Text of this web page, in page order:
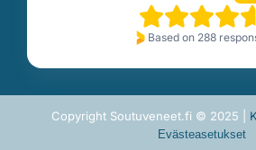
Based on 288
Copyright Soutuveneet.fi © 2025 |
Evästeasetukset